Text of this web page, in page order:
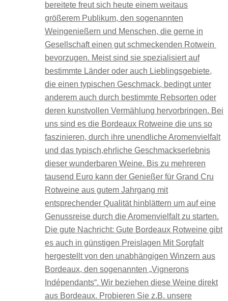
bereitete freut sich heute einem weitaus
größerem Publikum, den sogenannten
Weingenießern und Menschen, die gerne in
Gesellschaft einen gut schmeckenden Rotwein
bevorzugen. Meist sind sie spezialisiert auf
bestimmte Länder oder auch Lieblingsgebiete,
die einen typischen Geschmack, bedingt unter
anderem auch durch bestimmte Rebsorten oder
deren kunstvollen Vermählung hervorbringen. Bei
uns sind es die Bordeaux Rotweine die uns so
faszinieren, durch ihre unendliche Aromenvielfalt
und das typisch,ehrliche Geschmackserlebnis
dieser wunderbaren Weine. Bis zu mehreren
tausend Euro kann der Genießer für Grand Cru
Rotweine aus gutem Jahrgang mit
entsprechender Qualität hinblättern um auf eine
Genussreise durch die Aromenvielfalt zu starten.
Die gute Nachricht: Gute Bordeaux Rotweine gibt
es auch in günstigen Preislagen Mit Sorgfalt
hergestellt von den unabhängigen Winzern aus
Bordeaux, den sogenannten „Vignerons
Indépendants“. Wir beziehen diese Weine direkt
aus Bordeaux. Probieren Sie z.B. unsere